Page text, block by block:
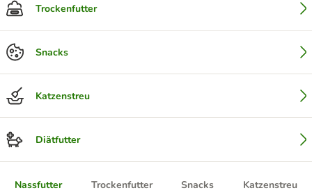
Trockenfutter
Snacks
Katzenstreu
Diätfutter
Nassfutter Trockenfutter Snacks Katzenstreu